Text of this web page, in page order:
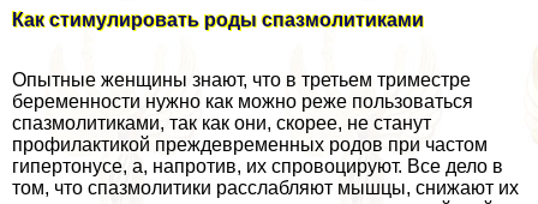
Как стимулировать роды спазмолитиками
Опытные женщины знают, что в третьем триместре
беременности нужно как можно реже пользоваться
спазмолитиками, так как они, скорее, не станут
профилактикой преждевременных родов при частом
гипертонусе, а, напротив, их спровоцируют. Все дело в
том, что спазмолитики расслабляют мышцы, снижают их